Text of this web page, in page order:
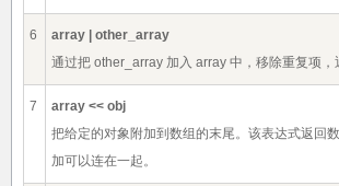
6
array | other_array
通过把 other_array 加入 array 中，移除重复项，
7
array << obj
把给定的对象附加到数组的末尾。该表达式返回
加可以连在一起。